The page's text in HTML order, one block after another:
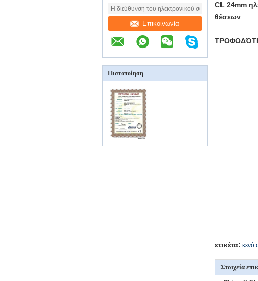
Επικοινωνία
Πιστοποίηση
CL 24mm
θέσεων
ετικέτα: κενό
Στοιχεία